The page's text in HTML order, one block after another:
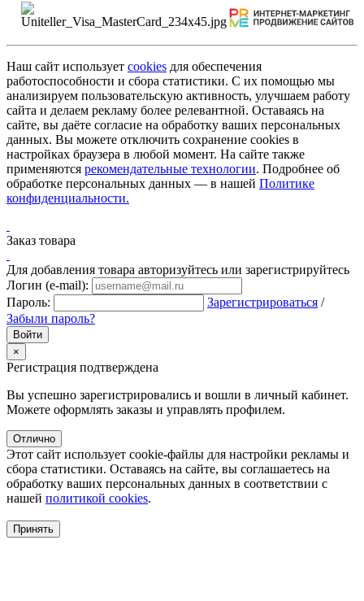
Наш сайт использует cookies для обеспечения
работоспособности и сбора статистики. С их помощью мы
анализируем пользовательскую активность, улучшаем работу
сайта и делаем рекламу более релевантной. Оставаясь на
сайте, вы даёте согласие на обработку ваших персональных
данных. Вы можете отключить сохранение cookies в
настройках браузера в любой момент. На сайте также
применяются рекомендательные технологии. Подробнее об
обработке персональных данных — в нашей Политике
конфиденциальности.
Заказ товара
Для добавления товара авторизуйтесь или зарегистрируйтесь
Логин (e-mail):
Пароль:
Зарегистрироваться /
Забыли пароль?
×
Регистрация подтверждена
Вы успешно зарегистрировались и вошли в личный кабинет.
Можете оформлять заказы и управлять профилем.
Отлично
Этот сайт использует cookie-файлы для настройки рекламы и
сбора статистики. Оставаясь на сайте, вы соглашаетесь на
обработку ваших персональных данных в соответствии с
нашей политикой cookies.
Принять